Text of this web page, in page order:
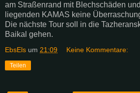
am Straßenrand mit Blechschäden
liegenden KAMAS keine
Die nächste Tour soll in die
Baikal gehen.
EbsEls um 21:09 Keine Kommentare:
Teilen